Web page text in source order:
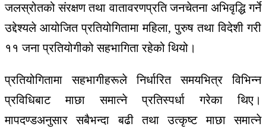
जलस्रोतको संरक्षण तथा वातावरणप्रति जनचेतना अभिवृद्धि गर्ने
उद्देश्यले आयोजित प्रतियोगितामा महिला, पुरुष तथा विदेशी गरी
११ जना प्रतियोगीको सहभागिता रहेको थियो।
प्रतियोगितामा सहभागीहरूले निर्धारित समयभित्र विभिन्न
प्रविधिबाट माछा समात्ने प्रतिस्पर्धा गरेका थिए।
मापदण्डअनुसार सबैभन्दा बढी तथा उत्कृष्ट माछा समात्ने